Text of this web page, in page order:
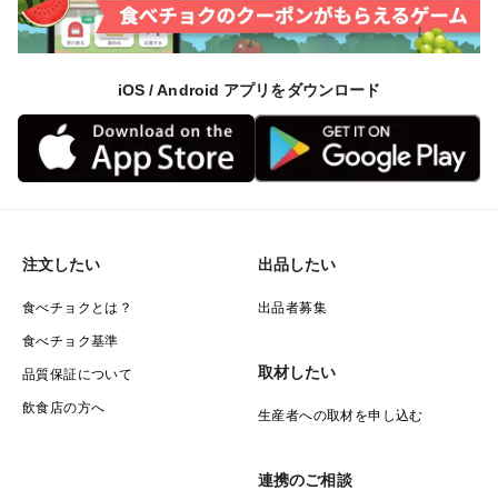
iOS / Android アプリをダウンロード
注文したい
食べチョクとは？
食べチョク基準
品質保証について
飲食店の方へ
出品したい
出品者募集
取材したい
生産者への取材を申し込む
連携のご相談